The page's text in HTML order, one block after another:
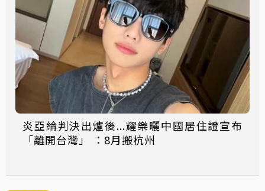
炎亞綸判決出爐後...耀樂曬中國居住證宣布
「離開台灣」 ：8月搬杭州